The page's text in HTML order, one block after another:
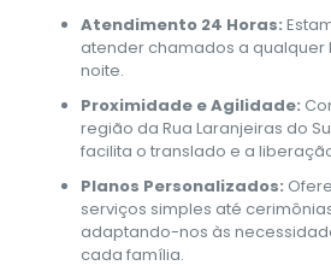
Atendimento 24 Horas:
atender chamados a qualquer
noite.
Proximidade e Agilidade:
região da Rua Laranjeiras do
facilita o translado e a
Planos Personalizados:
serviços simples até
adaptando-nos às
cada família.